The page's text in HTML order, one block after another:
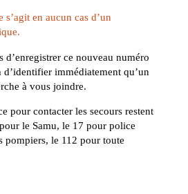
s’agit en aucun cas d’un
d’enregistrer ce nouveau numéro
immédiatement qu’un
à vous joindre.
pour contacter les secours restent
le Samu, le 17 pour police
pompiers, le 112 pour toute